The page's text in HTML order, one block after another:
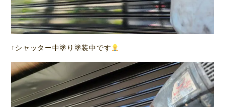
↑シャッター中塗り塗装中です